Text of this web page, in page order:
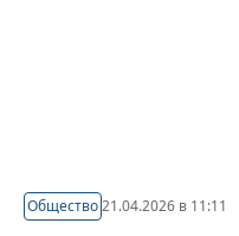
Общество21.04.2026 в 11:11